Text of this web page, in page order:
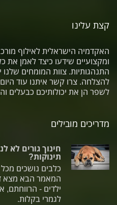
מדריכים מובילים
חינוך גורים לא
תינוקות?
כלבים נושכים מכל
המאמר הבא מצא
ילדים - הרווחתם,
לגמרי בקלות.
קצת עלינו
האקדמיה הישראלית לאילוף
ומקצועיים שידעו כיצד לאמן את
התנהגותיות. צוות המומחים
להצלחה. צרו קשר איתנו עוד
לשפר הן את יכולותיכם כבעלים